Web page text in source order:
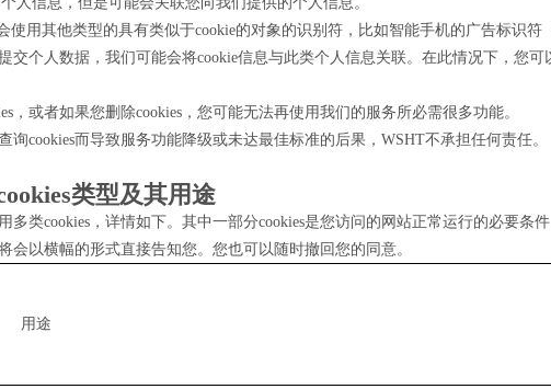
使用其他类型的具有类似于cookie的对象的识别符，比如智能手机的广告标识符
交个人数据，我们可能会将cookie信息与此类个人信息关联。在此情况下，您可
，或者如果您删除cookies，您可能无法再使用我们的服务所必需很多功能。
询cookies而导致服务功能降级或未达最佳标准的后果，WSHT不承担任何责任。
类型及其用途
多类cookies，详情如下。其中一部分cookies是您访问的网站正常运行的必要条
会以横幅的形式直接告知您。您也可以随时撤回您的同意。
用途